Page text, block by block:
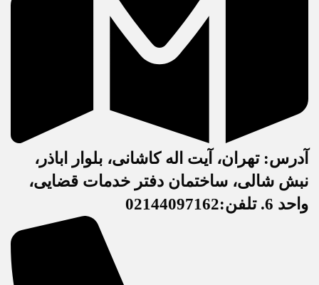
آدرس: تهران، آیت اله کاشانی، بلوار اباذر،
نبش شالی، ساختمان دفتر خدمات قضایی،
واحد 6. تلفن:02144097162